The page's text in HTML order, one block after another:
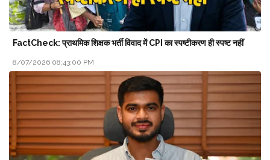
FactCheck: प्राथमिक शिक्षक भर्ती विवाद में CPI का स्पष्टीकरण ही स्पष्ट नहीं
8/07/2026 08:43:00 PM